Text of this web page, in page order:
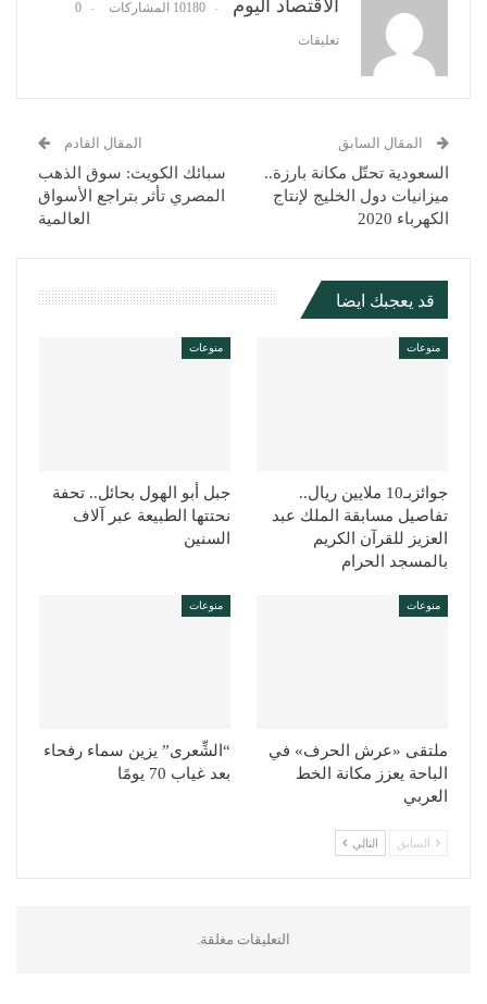
الاقتصاد اليوم 10180 المشاركات 0
تعليقات
المقال السابق
السعودية تحتّل مكانة بارزة..
ميزانيات دول الخليج لإنتاج
الكهرباء 2020
المقال القادم
سبائك الكويت: سوق الذهب
المصري تأثر بتراجع الأسواق
العالمية
قد يعجبك ايضا
منوعات
جوائزبـ10 ملايين ريال..
تفاصيل مسابقة الملك عبد
العزيز للقرآن الكريم
بالمسجد الحرام
منوعات
جبل أبو الهول بحائل.. تحفة
نحتتها الطبيعة عبر آلاف
السنين
منوعات
ملتقى «عرش الحرف» في
الباحة يعزز مكانة الخط
العربي
منوعات
“الشِّعرى” يزين سماء رفحاء
بعد غياب 70 يومًا
السابق التالي
التعليقات مغلقة.